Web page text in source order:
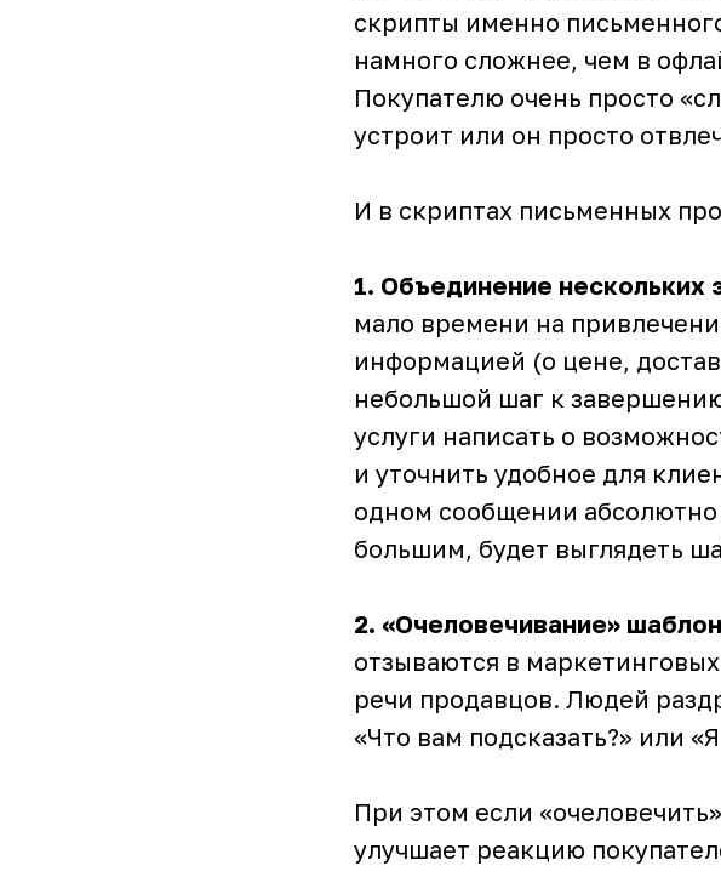
скрипты именно
намного сложнее, чем в
Покупателю очень просто
устроит или он просто
И в скриптах письменных
1. Объединение нескольких
мало времени на
информацией (о цене,
небольшой шаг к
услуги написать о
и уточнить удобное для
одном сообщении абсолютно
большим, будет выглядеть
2. «Очеловечивание»
отзываются в
речи продавцов. Людей
«Что вам подсказать?» или
При этом если
улучшает реакцию